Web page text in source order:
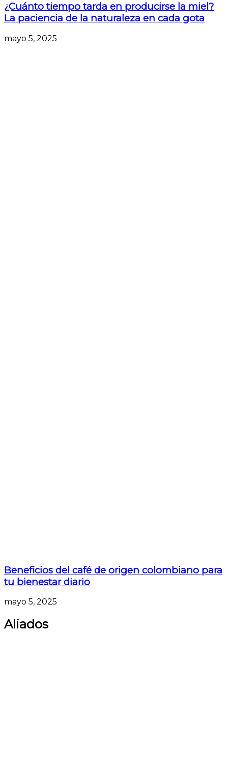
¿Cuánto tiempo tarda en producirse la miel?
La paciencia de la naturaleza en cada gota
mayo 5, 2025
Beneficios del café de origen colombiano para
tu bienestar diario
mayo 5, 2025
Aliados